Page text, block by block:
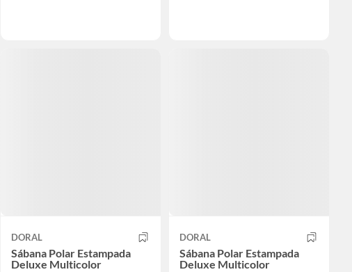
DORAL
Sábana Polar Estampada
Deluxe Multicolor
DORAL
Sábana Polar Estampada
Deluxe Multicolor